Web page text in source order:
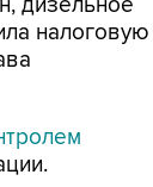
налоговую